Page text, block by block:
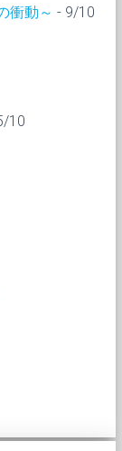
衝動～ - 9/10
10